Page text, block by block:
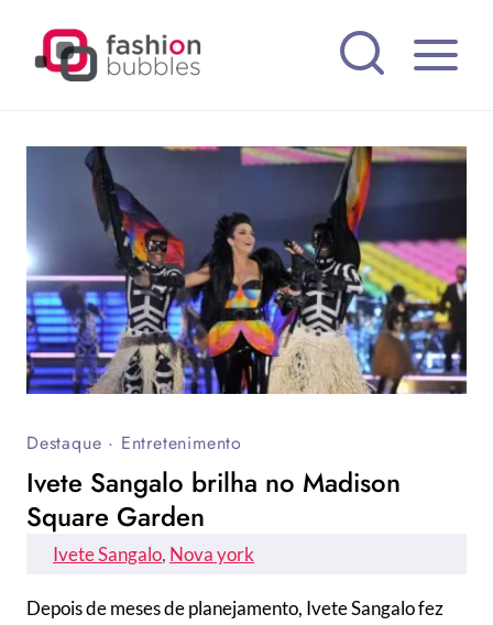
Destaque · Entretenimento
Ivete Sangalo brilha no Madison
Square Garden
Ivete Sangalo, Nova york
Depois de meses de planejamento, Ivete Sangalo fez